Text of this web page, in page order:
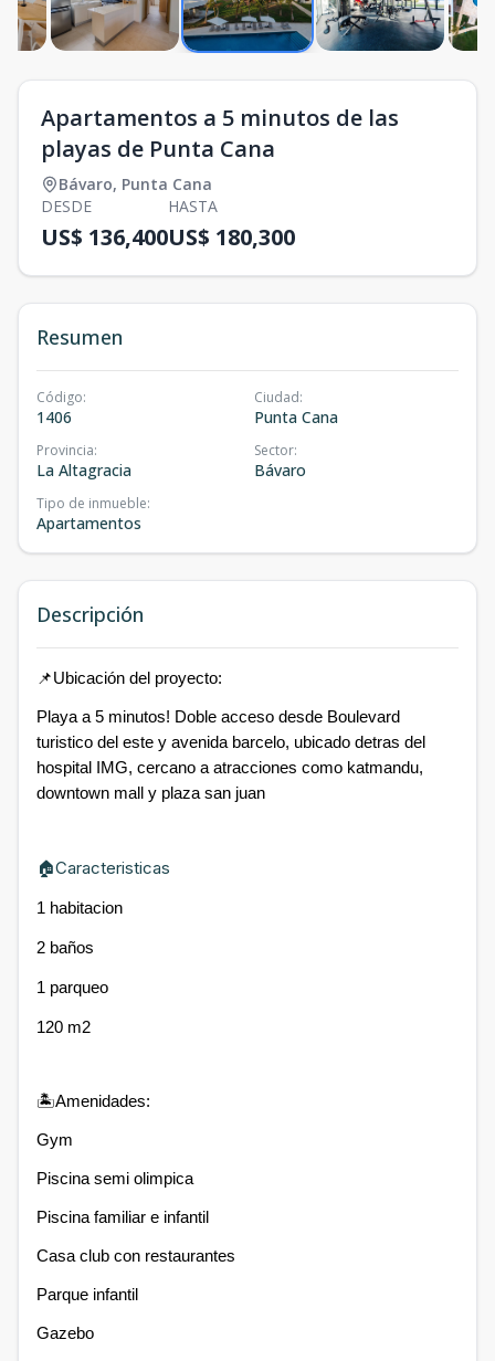
Apartamentos a 5 minutos de las
playas de Punta Cana
Bávaro, Punta Cana
DESDE
US$ 136,400
HASTA
US$ 180,300
Resumen
Código:
1406
Ciudad:
Punta Cana
Provincia:
La Altagracia
Sector:
Bávaro
Tipo de inmueble:
Apartamentos
Descripción
📌Ubicación del proyecto:
Playa a 5 minutos! Doble acceso desde Boulevard
turistico del este y avenida barcelo, ubicado detras del
hospital IMG, cercano a atracciones como katmandu,
downtown mall y plaza san juan
🏠Caracteristicas
1 habitacion
2 baños
1 parqueo
120 m2
🏝Amenidades:
Gym
Piscina semi olimpica
Piscina familiar e infantil
Casa club con restaurantes
Parque infantil
Gazebo